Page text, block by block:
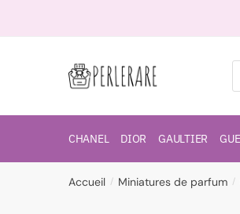
CHANEL DIOR GAULTIER
Accueil / Miniatures de parfum /